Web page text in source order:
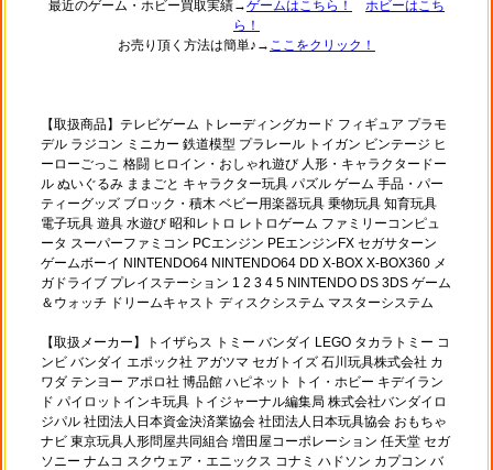
最近のゲーム・ホビー買取実績→ゲームはこちら！
ホビーはこち
ら！
お売り頂く方法は簡単♪→ ここをクリック！
【取扱商品】テレビゲーム トレーディングカード フィギュア プラモ
デル ラジコン ミニカー 鉄道模型 プラレール トイガン ビンテージ ヒ
ーローごっこ 格闘 ヒロイン・おしゃれ遊び 人形・キャラクタードー
ル ぬいぐるみ ままごと キャラクター玩具 パズル ゲーム 手品・パー
ティーグッズ ブロック・積木 ベビー用楽器玩具 乗物玩具 知育玩具
電子玩具 遊具 水遊び 昭和レトロ レトロゲーム ファミリーコンピュ
ータ スーパーファミコン PCエンジン PEエンジンFX セガサターン
ゲームボーイ NINTENDO64 NINTENDO64 DD X-BOX X-BOX360 メ
ガドライブ プレイステーション 1 2 3 4 5 NINTENDO DS 3DS ゲーム
＆ウォッチ ドリームキャスト ディスクシステム マスターシステム
【取扱メーカー】トイザらス トミー バンダイ LEGO タカラトミー コ
ンビ バンダイ エポック社 アガツマ セガトイズ 石川玩具株式会社 カ
ワダ テンヨー アポロ社 博品館 ハピネット トイ・ホビー キデイラン
ド パイロットインキ玩具 トイジャーナル編集局 株式会社バンダイロ
ジパル 社団法人日本資金決済業協会 社団法人日本玩具協会 おもちゃ
ナビ 東京玩具人形問屋共同組合 増田屋コーポレーション 任天堂 セガ
ソニー ナムコ スクウェア・エニックス コナミ ハドソン カプコン バ